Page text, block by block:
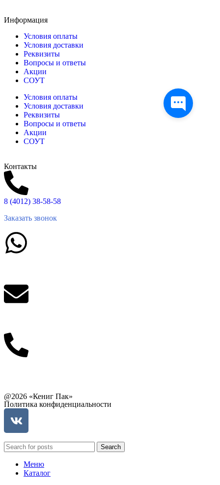
Информация
Условия оплаты
Условия доставки
Реквизиты
Вопросы и ответы
Акции
СОУТ
Условия оплаты
Условия доставки
Реквизиты
Вопросы и ответы
Акции
СОУТ
Контакты
8 (4012) 38-58-58
Заказать звонок
@2026 «Кениг Пак»
Политика конфиденциальности
Search
Меню
Каталог